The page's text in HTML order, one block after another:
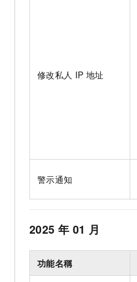
修改私人 IP 地址
警示通知
2025 年 01 月
功能名稱